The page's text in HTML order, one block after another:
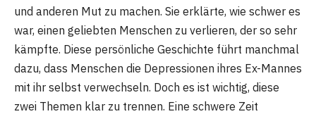
und anderen Mut zu machen. Sie erklärte, wie schwer es
war, einen geliebten Menschen zu verlieren, der so sehr
kämpfte. Diese persönliche Geschichte führt manchmal
dazu, dass Menschen die Depressionen ihres Ex-Mannes
mit ihr selbst verwechseln. Doch es ist wichtig, diese
zwei Themen klar zu trennen. Eine schwere Zeit